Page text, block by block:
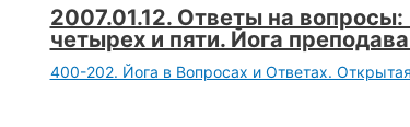
2007.01.12. Ответы на
четырех и пяти. Йога
400-202. Йога в Вопросах и Ответах.